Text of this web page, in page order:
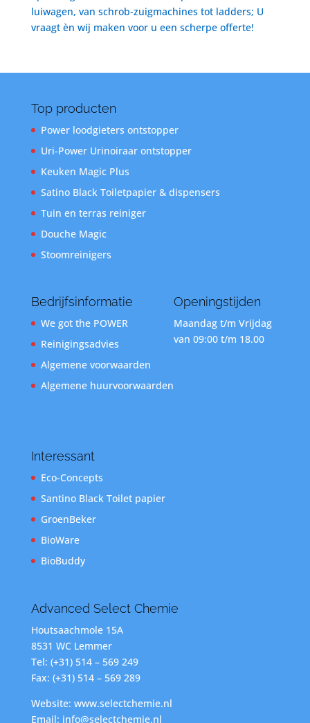
luiwagen, van schrob-zuigmachines tot ladders; U
vraagt èn wij maken voor u een scherpe offerte!
Top producten
Power loodgieters ontstopper
Uri-Power Urinoiraar ontstopper
Keuken Magic Plus
Satino Black Toiletpapier & dispensers
Tuin en terras reiniger
Douche Magic
Stoomreinigers
Bedrijfsinformatie
We got the POWER
Reinigingsadvies
Algemene voorwaarden
Algemene huurvoorwaarden
Openingstijden
Maandag t/m Vrijdag
van 09:00 t/m 18.00
Interessant
Eco-Concepts
Santino Black Toilet papier
GroenBeker
BioWare
BioBuddy
Advanced Select Chemie
Houtsaachmole 15A
8531 WC Lemmer
Tel: (+31) 514 – 569 249
Fax: (+31) 514 – 569 289
Website: www.selectchemie.nl
Email: info@selectchemie.nl